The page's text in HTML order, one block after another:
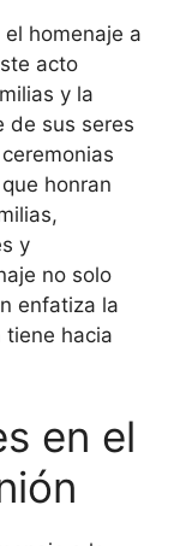
homenaje a
acto
y la
de sus seres
honran
y
no solo
enfatiza la
tiene hacia
en el